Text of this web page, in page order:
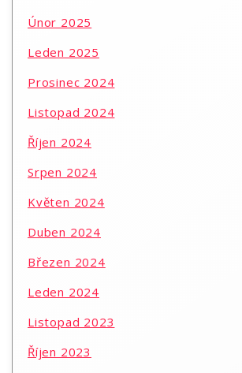
Únor 2025
Leden 2025
Prosinec 2024
Listopad 2024
Říjen 2024
Srpen 2024
Květen 2024
Duben 2024
Březen 2024
Leden 2024
Listopad 2023
Říjen 2023